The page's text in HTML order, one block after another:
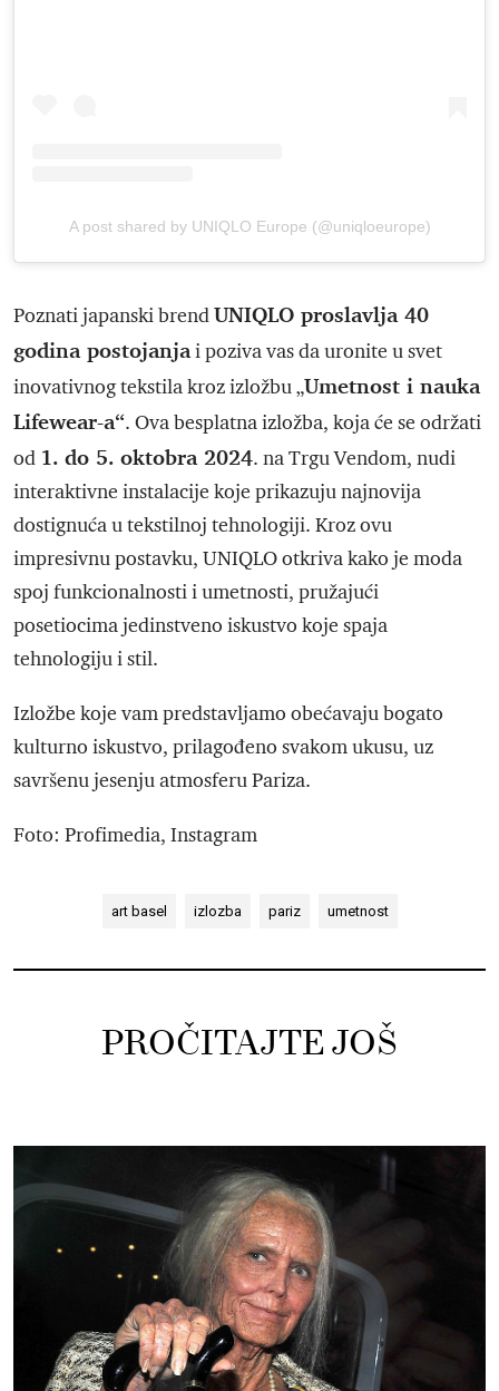
A post shared by UNIQLO Europe (@uniqloeurope)
Poznati japanski brendUNIQLO proslavlja 40
godina postojanjai poziva vas da uronite u svet
inovativnog tekstila kroz izložbu „Umetnost i nauka
Lifewear-a“. Ova besplatna izložba, koja će se održati
od 1. do 5. oktobra 2024. na Trgu Vendom, nudi
interaktivne instalacije koje prikazuju najnovija
dostignuća u tekstilnoj tehnologiji. Kroz ovu
impresivnu postavku, UNIQLO otkriva kako je moda
spoj funkcionalnosti i umetnosti, pružajući
posetiocima jedinstveno iskustvo koje spaja
tehnologiju i stil.
Izložbe koje vam predstavljamo obećavaju bogato
kulturno iskustvo, prilagođeno svakom ukusu, uz
savršenu jesenju atmosferu Pariza.
Foto: Profimedia, Instagram
art basel izlozba pariz umetnost
PROČITAJTE JOŠ